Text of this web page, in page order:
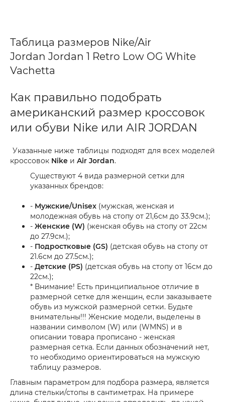
Таблица размеров Nike/Air
Jordan Jordan 1 Retro Low OG White
Vachetta
Как правильно подобрать
американский размер кроссовок
или обуви Nike или AIR JORDAN
Указанные ниже таблицы подходят для всех моделей
кроссовок Nike и Air Jordan.
Существуют 4 вида размерной сетки для
указанных брендов:
- Мужские/Unisex (мужская, женская и
молодежная обувь на стопу от 21,6см до 33.9см.);
- Женские (W) (женская обувь на стопу от 22см
до 27.9см.);
- Подростковые (GS) (детская обувь на стопу от
21.6см до 27.5см.);
- Детские (PS) (детская обувь на стопу от 16см до
22см.);
* Внимание! Есть принципиальное отличие в
размерной сетке для женщин, если заказываете
обувь из мужской размерной сетки. Будьте
внимательны!!! Женские модели, выделены в
названии символом (W) или (WMNS) и в
описании товара прописано - женская
размерная сетка. Если данных обозначений нет,
то необходимо ориентироваться на мужскую
таблицу размеров.
Главным параметром для подбора размера, является
длина стельки/стопы в сантиметрах. На примере